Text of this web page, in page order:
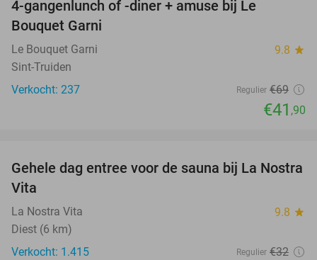
4-gangenlunch of -diner + amuse bij Le
Bouquet Garni
Le Bouquet Garni 9.8 star
Sint-Truiden
Verkocht: 237
Regulier €69
€41 ,90
30%
Gehele dag entree voor de sauna bij La Nostra
Vita
La Nostra Vita 9.8 star
Diest (6 km)
Verkocht: 1.415
Regulier €32